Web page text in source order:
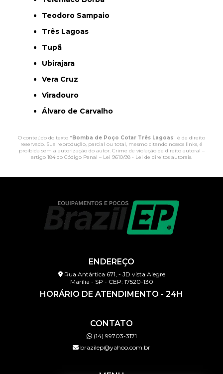
Teodoro Sampaio
Três Lagoas
Tupã
Ubirajara
Vera Cruz
Viradouro
Álvaro de Carvalho
O conteúdo do texto "Bomba de Poço Cotar Três Lagoas" é de direito
reservado. Sua reprodução, parcial ou total, mesmo citando nossos links, é
proibida sem a autorização do autor. Crime de violação de direito autoral –
artigo 184 do Código Penal – Lei 9610/98 - Lei de direitos autorais.
ENDEREÇO
Rua Antártica 671, - JD vista Alegre
Marília - SP - CEP: 17520-130
HORÁRIO DE ATENDIMENTO - 24H
CONTATO
(14) 99703-3171
brazilep@yahoo.com.br